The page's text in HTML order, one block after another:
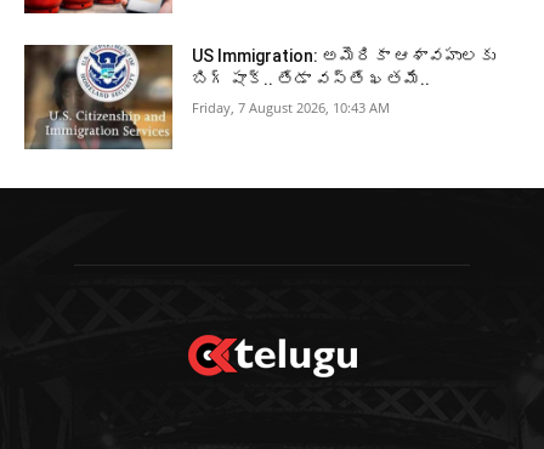
US Immigration: అమెరికా ఆశావహులకు
బిగ్ షాక్.. తేడా వస్తే ఖతమే..
Friday, 7 August 2026, 10:43 AM